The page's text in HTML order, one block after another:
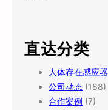
直达分类
人体存在感应器
公司动态 (188)
合作案例 (7)